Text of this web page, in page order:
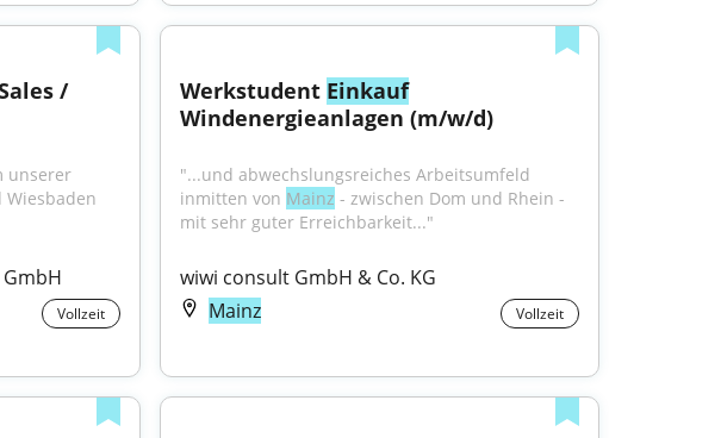
Sachbearbeiter - Internal Sales /
unserer
Wiesbaden
Vollzeit
Werkstudent Einkauf
Windenergieanlagen (m/w/d)
"...und abwechslungsreiches Arbeitsumfeld
inmitten von Mainz - zwischen Dom und Rhein -
mit sehr guter Erreichbarkeit..."
wiwi consult GmbH & Co. KG
Mainz
Vollzeit